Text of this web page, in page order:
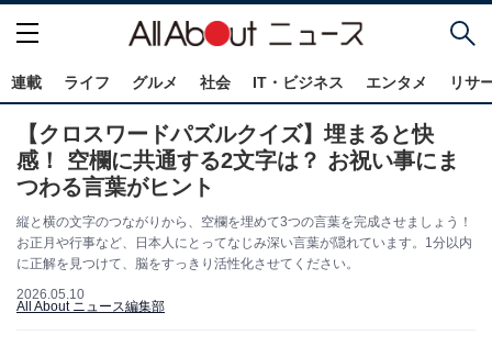
連載 ライフ グルメ 社会 IT・ビジネス エンタメ リサ
【クロスワードパズルクイズ】埋まると快
感！ 空欄に共通する2文字は？ お祝い事にま
つわる言葉がヒント
縦と横の文字のつながりから、空欄を埋めて3つの言葉を完成させましょう！
お正月や行事など、日本人にとってなじみ深い言葉が隠れています。1分以内
に正解を見つけて、脳をすっきり活性化させてください。
2026.05.10
All About ニュース編集部